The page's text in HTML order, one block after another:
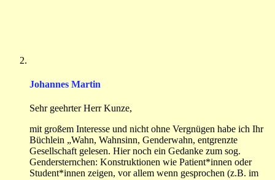
Johannes Martin
Sehr geehrter Herr Kunze,
mit großem Interesse und nicht ohne Vergnügen habe ich Ihr
Büchlein „Wahn, Wahnsinn, Genderwahn, entgrenzte
Gesellschaft gelesen. Hier noch ein Gedanke zum sog.
Gendersternchen: Konstruktionen wie Patient*innen oder
Student*innen zeigen, vor allem wenn gesprochen (z.B. im